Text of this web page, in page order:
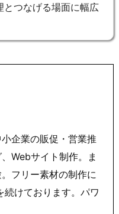
とつなげる場面に幅広
企業の販促・営業推
Webサイト制作。ま
フリー素材の制作に
続けております。パワ